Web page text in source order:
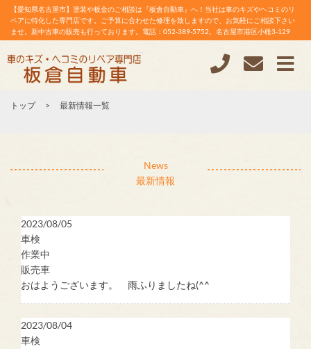
【愛知県名古屋市】塗装や板金のご相談は『板倉自動車』へ！当社は車のキズやヘコミのリ
ペアに特化した専門店です。ご予算に合わせた修理を致しますので、お気軽にご相談下さい
ませ。新中古車の販売も行っております。電話：052-389-5752。名古屋市港区小碓3-129
トップ 最新情報一覧
最新情報
2023/08/05
車検
作業中
販売車
おはようございます。 雨ふりましたね(^^
2023/08/04
車検